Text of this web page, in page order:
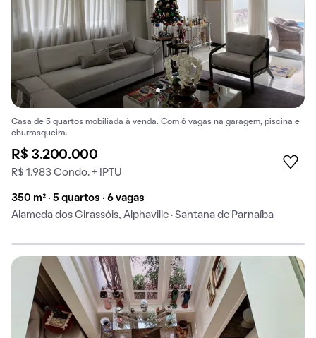
Casa de 5 quartos mobiliada à venda. Com 6 vagas na garagem, piscina e
churrasqueira.
R$ 3.200.000
R$ 1.983 Condo. + IPTU
350 m² · 5 quartos · 6 vagas
Alameda dos Girassóis, Alphaville · Santana de Parnaíba